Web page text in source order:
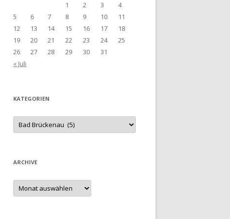
1
2 3
4
5
6 7 8 9 10
11
12
13 14 15 16 17
18
19
20 21 22 23 24
25
26
27 28 29 30
31
« Juli
KATEGORIEN
Kategorien
ARCHIVE
Archive